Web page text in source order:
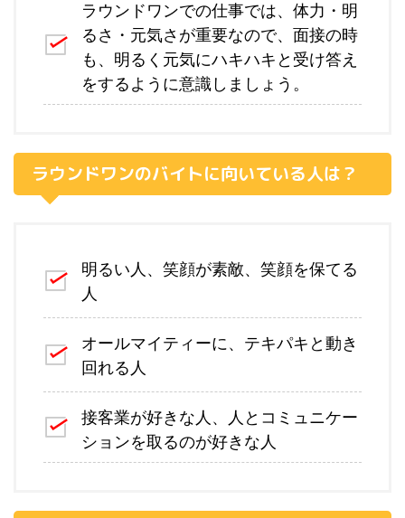
ラウンドワンでの仕事では、体力・明
るさ・元気さが重要なので、面接の時
も、明るく元気にハキハキと受け答え
をするように意識しましょう。
ラウンドワンのバイトに向いている人は？
明るい人、笑顔が素敵、笑顔を保てる
人
オールマイティーに、テキパキと動き
回れる人
接客業が好きな人、人とコミュニケー
ションを取るのが好きな人